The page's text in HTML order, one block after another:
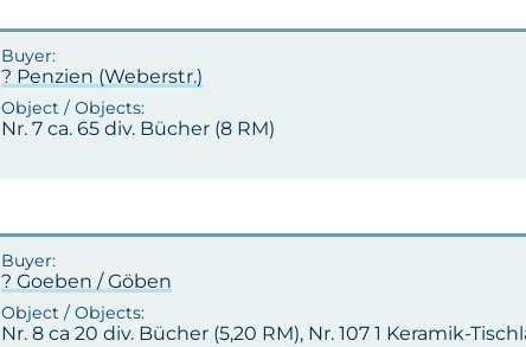
? Penzien (Weberstr.)
Nr. 7 ca. 65 div. Bücher (8 RM)
? Goeben / Göben
Nr. 8 ca 20 div. Bücher (5,20 RM), Nr. 107 1 Keramik-